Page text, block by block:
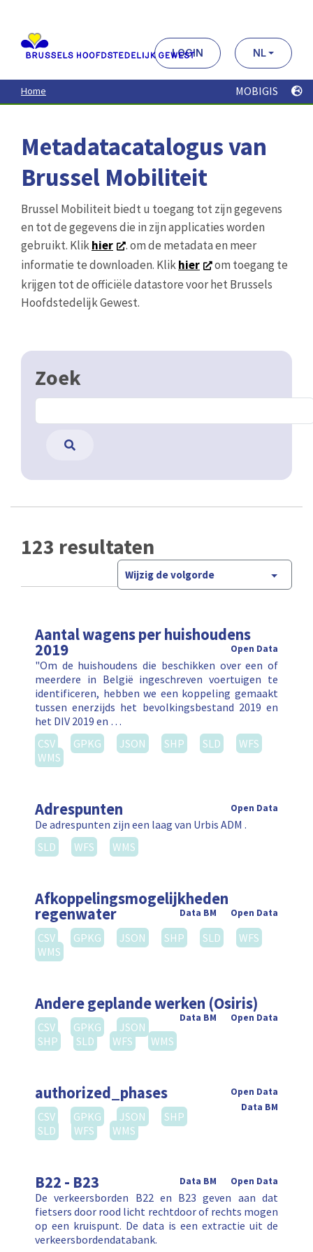
contenu
principal
LOGIN NL
Home MOBIGIS
Metadatacatalogus van
Brussel Mobiliteit
Brussel Mobiliteit biedt u toegang tot zijn gegevens
en tot de gegevens die in zijn applicaties worden
gebruikt. Klikhier
. om de metadata en meer
informatie te downloaden. Klikhier
om toegang te
krijgen tot de officiële datastore voor het Brussels
Hoofdstedelijk Gewest.
Zoek
123 resultaten
Wijzig de volgorde
Aantal wagens per huishoudens
2019 Open Data
"Om de huishoudens die beschikken over een of
meerdere in België ingeschreven voertuigen te
identificeren, hebben we een koppeling gemaakt
tussen enerzijds het bevolkingsbestand 2019 en
het DIV 2019 en …
CSV
GPKG JSON SHP SLD
WFS
WMS
Adrespunten Open Data
De adrespunten zijn een laag van Urbis ADM .
SLD
WFS WMS
Afkoppelingsmogelijkheden
regenwater Open Data
Data BM
CSV GPKG JSON SHP SLD
WFS
WMS
Andere geplande werken (Osiris)
Open Data
Data BM
CSV GPKG
JSON
SHP
SLD WFS WMS
authorized_phases
Open Data
Data BM
CSV GPKG JSON
SHP
SLD
WFS WMS
B22 - B23 Open Data
Data BM
De verkeersborden B22 en B23 geven aan dat
fietsers door rood licht rechtdoor of rechts mogen
op een kruispunt. De data is een extractie uit de
verkeersbordendatabank.